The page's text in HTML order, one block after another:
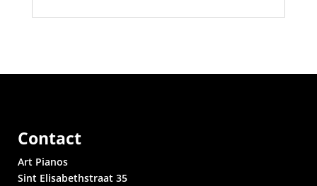
Contact
Art Pianos
Sint Elisabethstraat 35